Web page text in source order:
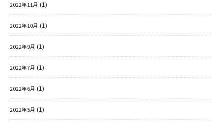
2022年11月 (1)
2022年10月 (1)
2022年9月 (1)
2022年7月 (1)
2022年6月 (1)
2022年5月 (1)